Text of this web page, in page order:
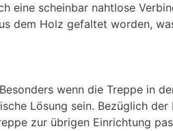
eine scheinbar nahtlose
dem Holz gefaltet worden,
wenn die Treppe in
Lösung sein. Bezüglich
zur übrigen Einrichtung